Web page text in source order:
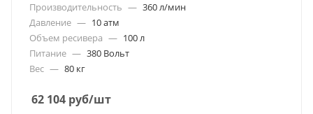
Производительность — 360 л/мин
Давление — 10 атм
Объем ресивера — 100 л
Питание — 380 Вольт
Вес — 80 кг
62 104 руб/шт